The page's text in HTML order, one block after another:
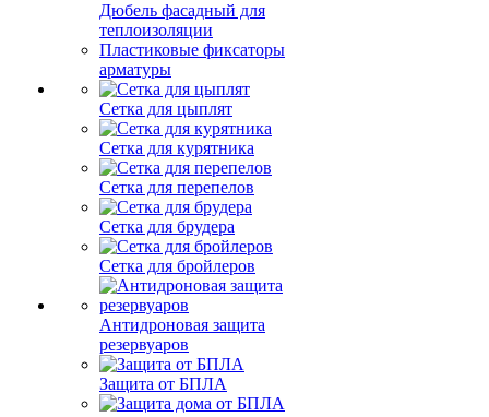
Дюбель фасадный для
теплоизоляции
Пластиковые фиксаторы
арматуры
Сетка для цыплят
Сетка для курятника
Сетка для перепелов
Сетка для брудера
Сетка для бройлеров
Антидроновая защита
резервуаров
Защита от БПЛА